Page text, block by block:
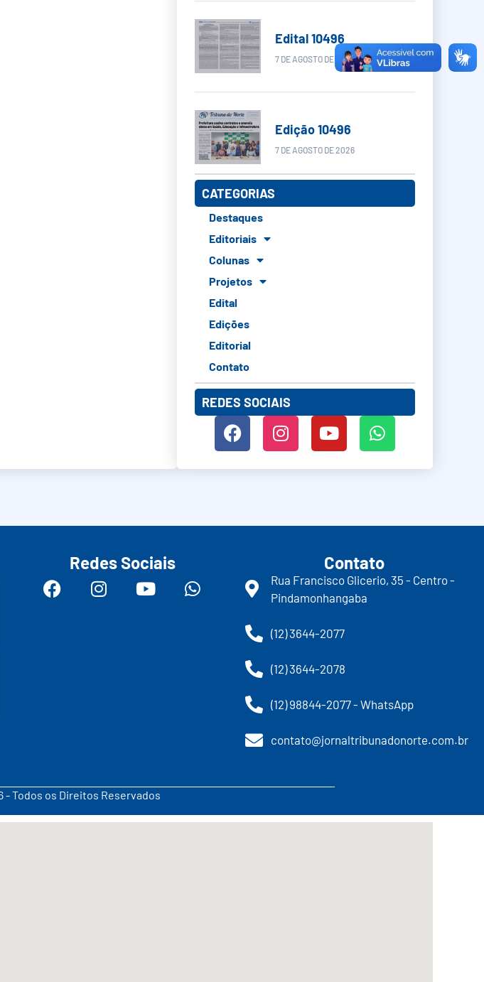
Edital 10496
7 DE AGOSTO DE 2026
Edição 10496
7 DE AGOSTO DE 2026
CATEGORIAS
Destaques
Editoriais
Colunas
Projetos
Edital
Edições
Editorial
Contato
REDES SOCIAIS
Redes Sociais Contato
Rua Francisco Glicerio, 35 - Centro -
Pindamonhangaba
(12) 3644-2077
(12) 3644-2078
(12) 98844-2077 - WhatsApp
contato@jornaltribunadonorte.com.br
Todos os Direitos Reservados